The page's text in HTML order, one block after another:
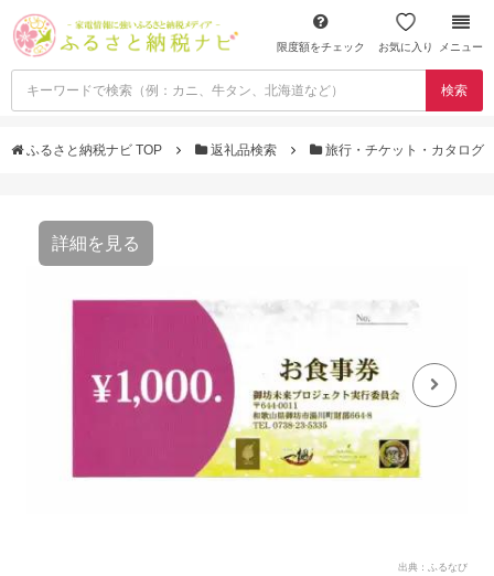
限度額をチェック お気に入り メニュー
検索
ふるさと納税ナビ TOP 返礼品検索 旅行・チケット・カタログ
詳細を見る
出典：ふるなび